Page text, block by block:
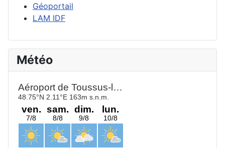
Géoportail
LAM IDF
Météo